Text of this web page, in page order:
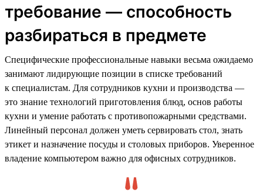
требование — способность
разбираться в предмете
Специфические профессиональные навыки весьма ожидаемо
занимают лидирующие позиции в списке требований
к специалистам. Для сотрудников кухни и производства —
это знание технологий приготовления блюд, основ работы
кухни и умение работать с противопожарными средствами.
Линейный персонал должен уметь сервировать стол, знать
этикет и назначение посуды и столовых приборов. Уверенное
владение компьютером важно для офисных сотрудников.